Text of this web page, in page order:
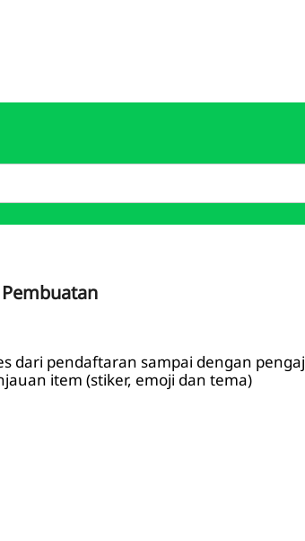
dari pendaftaran sampai dengan
item (stiker, emoji dan tema)